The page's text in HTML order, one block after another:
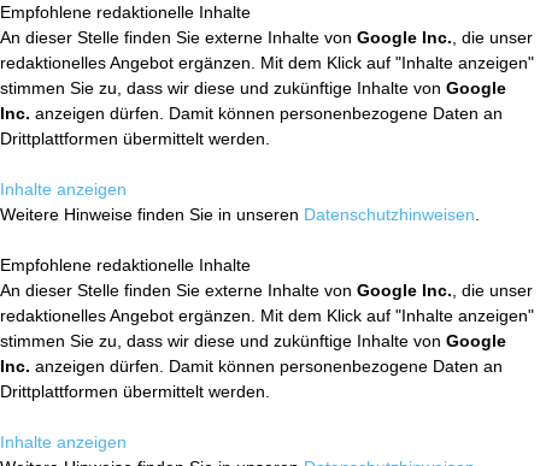
Empfohlene redaktionelle Inhalte
An dieser Stelle finden Sie externe Inhalte von Google Inc. , die unser
redaktionelles Angebot ergänzen. Mit dem Klick auf "Inhalte anzeigen"
stimmen Sie zu, dass wir diese und zukünftige Inhalte von Google
Inc. anzeigen dürfen. Damit können personenbezogene Daten an
Drittplattformen übermittelt werden.
Inhalte anzeigen
Weitere Hinweise finden Sie in unseren Datenschutzhinweisen
Empfohlene redaktionelle Inhalte
An dieser Stelle finden Sie externe Inhalte von Google Inc. , die unser
redaktionelles Angebot ergänzen. Mit dem Klick auf "Inhalte anzeigen"
stimmen Sie zu, dass wir diese und zukünftige Inhalte von Google
Inc. anzeigen dürfen. Damit können personenbezogene Daten an
Drittplattformen übermittelt werden.
Inhalte anzeigen